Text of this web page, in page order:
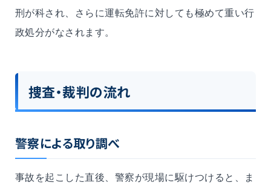
刑が科され、さらに運転免許に対しても極めて重い行
政処分がなされます。
捜査・裁判の流れ
警察による取り調べ
事故を起こした直後、警察が現場に駆けつけると、ま